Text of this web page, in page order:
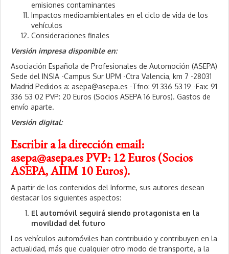
emisiones contaminantes
Impactos medioambientales en el ciclo de vida de los
vehículos
Consideraciones finales
Versión impresa disponible en:
Asociación Española de Profesionales de Automoción (ASEPA)
Sede del INSIA -Campus Sur UPM -Ctra Valencia, km 7 -28031
Madrid Pedidos a: asepa@asepa.es -Tfno: 91 336 53 19 -Fax: 91
336 53 02 PVP: 20 Euros (Socios ASEPA 16 Euros). Gastos de
envío aparte.
Versión digital:
Escribir a la dirección email:
asepa@asepa.es PVP: 12 Euros (Socios
ASEPA, AIIM 10 Euros).
A partir de los contenidos del Informe, sus autores desean
destacar los siguientes aspectos:
El automóvil seguirá siendo protagonista en la
movilidad del futuro
Los vehículos automóviles han contribuido y contribuyen en la
actualidad, más que cualquier otro modo de transporte, a la